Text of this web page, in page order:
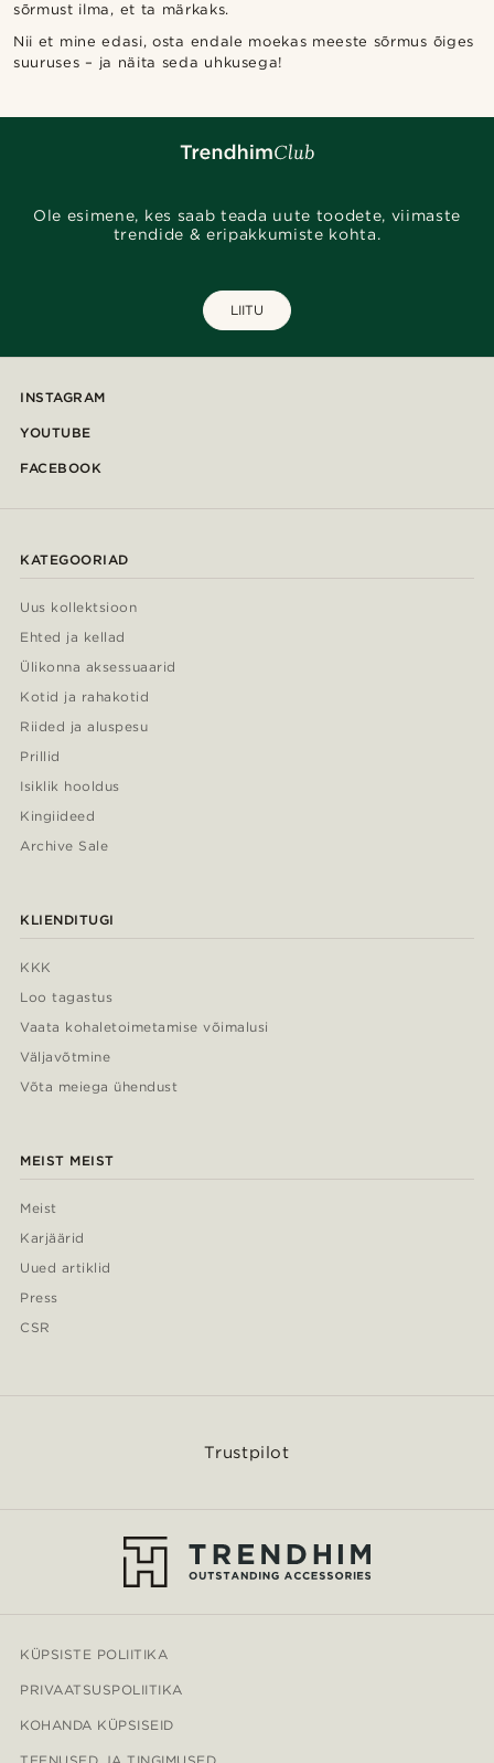
sõrmust ilma, et ta märkaks.
Nii et mine edasi, osta endale moekas meeste sõrmus õiges
suuruses – ja näita seda uhkusega!
Ole esimene, kes saab teada uute toodete, viimaste
trendide & eripakkumiste kohta.
LIITU
INSTAGRAM
YOUTUBE
FACEBOOK
KATEGOORIAD
Uus kollektsioon
Ehted ja kellad
Ülikonna aksessuaarid
Kotid ja rahakotid
Riided ja aluspesu
Prillid
Isiklik hooldus
Kingiideed
Archive Sale
KLIENDITUGI
KKK
Loo tagastus
Vaata kohaletoimetamise võimalusi
Väljavõtmine
Võta meiega ühendust
MEIST MEIST
Meist
Karjäärid
Uued artiklid
Press
CSR
Trustpilot
KÜPSISTE POLIITIKA
PRIVAATSUSPOLIITIKA
KOHANDA KÜPSISEID